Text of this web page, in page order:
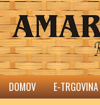
DOMOV E-TRGOVINA